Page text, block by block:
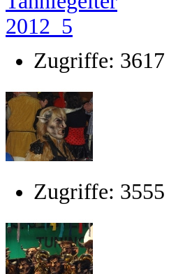
Zugriffe: 3617
Zugriffe: 3555